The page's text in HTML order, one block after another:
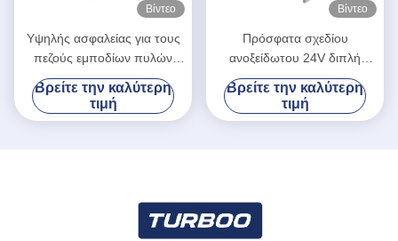
Βίντεο
Υψηλής ασφαλείας για τους
πεζούς εμποδίων πυλών
περιστροφική πύλη ύψους
ελέγχου προσπέλασης
πλήρης
Βρείτε την καλύτερη
τιμή
Βίντεο
Πρόσφατα σχεδίου
ανοξείδωτου 24V διπλή
περιστροφική πύλη ύψους
παρόδων πλήρης
Βρείτε την καλύτερη
τιμή